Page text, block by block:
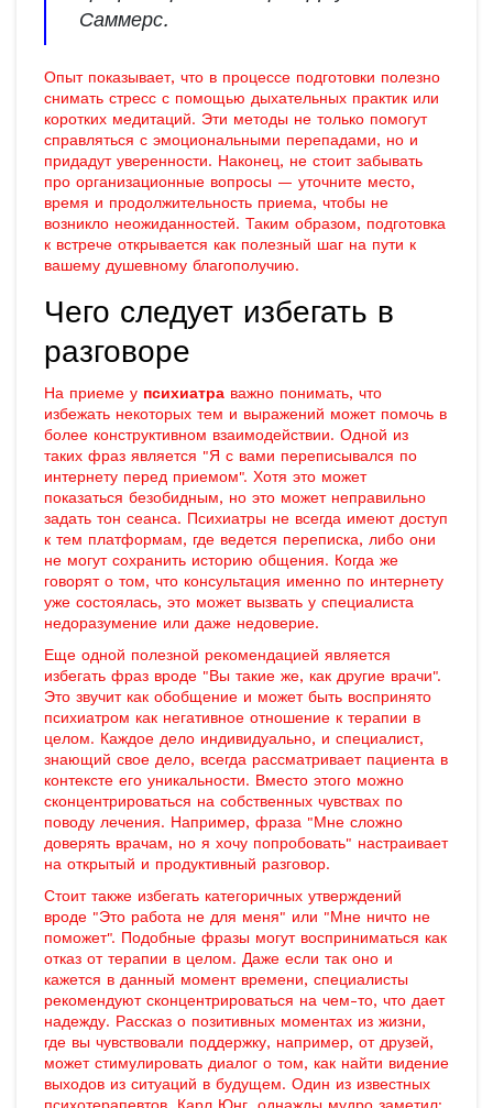
Саммерс.
Опыт показывает, что в процессе подготовки полезно
снимать стресс с помощью дыхательных практик или
коротких медитаций. Эти методы не только помогут
справляться с эмоциональными перепадами, но и
придадут уверенности. Наконец, не стоит забывать
про организационные вопросы — уточните место,
время и продолжительность приема, чтобы не
возникло неожиданностей. Таким образом, подготовка
к встрече открывается как полезный шаг на пути к
вашему душевному благополучию.
Чего следует избегать в
разговоре
На приеме у психиатра важно понимать, что
избежать некоторых тем и выражений может помочь в
более конструктивном взаимодействии. Одной из
таких фраз является "Я с вами переписывался по
интернету перед приемом". Хотя это может
показаться безобидным, но это может неправильно
задать тон сеанса. Психиатры не всегда имеют доступ
к тем платформам, где ведется переписка, либо они
не могут сохранить историю общения. Когда же
говорят о том, что консультация именно по интернету
уже состоялась, это может вызвать у специалиста
недоразумение или даже недоверие.
Еще одной полезной рекомендацией является
избегать фраз вроде "Вы такие же, как другие врачи".
Это звучит как обобщение и может быть воспринято
психиатром как негативное отношение к терапии в
целом. Каждое дело индивидуально, и специалист,
знающий свое дело, всегда рассматривает пациента в
контексте его уникальности. Вместо этого можно
сконцентрироваться на собственных чувствах по
поводу лечения. Например, фраза "Мне сложно
доверять врачам, но я хочу попробовать" настраивает
на открытый и продуктивный разговор.
Стоит также избегать категоричных утверждений
вроде "Это работа не для меня" или "Мне ничто не
поможет". Подобные фразы могут восприниматься как
отказ от терапии в целом. Даже если так оно и
кажется в данный момент времени, специалисты
рекомендуют сконцентрироваться на чем-то, что дает
надежду. Рассказ о позитивных моментах из жизни,
где вы чувствовали поддержку, например, от друзей,
может стимулировать диалог о том, как найти видение
выходов из ситуаций в будущем. Один из известных